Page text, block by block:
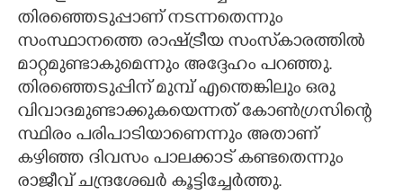
തിരഞ്ഞെടുപ്പാണ് നടന്നതെന്നും
സംസ്ഥാനത്തെ രാഷ്ട്രീയ സംസ്‌കാരത്തില്‍
മാറ്റമുണ്ടാകുമെന്നും അദ്ദേഹം പറഞ്ഞു.
തിരഞ്ഞെടുപ്പിന് മുമ്പ് എന്തെങ്കിലും ഒരു
വിവാദമുണ്ടാക്കുകയെന്നത് കോണ്‍ഗ്രസിന്റെ
സ്ഥിരം പരിപാടിയാണെന്നും അതാണ്
കഴിഞ്ഞ ദിവസം പാലക്കാട് കണ്ടതെന്നും
രാജീവ് ചന്ദ്രശേഖര്‍ കൂട്ടിച്ചേര്‍ത്തു.